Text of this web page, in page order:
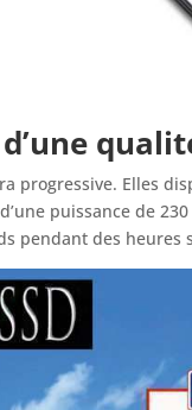
d’une
progressive. Elles
puissance de
pendant des heures